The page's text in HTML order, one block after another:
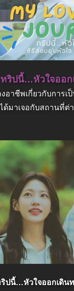
ริปนี้…หัวใจออ
งอาชีพเกี่ยวกับกา
าเจอกับสถานที่ต่
ปนี้…หัวใจออกเดิน